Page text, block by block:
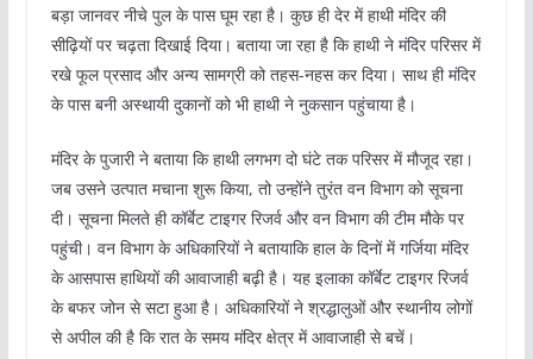
बड़ा जानवर नीचे पुल के पास घूम रहा है। कुछ ही देर में हाथी मंदिर की
सीढ़ियों पर चढ़ता दिखाई दिया। बताया जा रहा है कि हाथी ने मंदिर परिसर में
रखे फूल प्रसाद और अन्य सामग्री को तहस-नहस कर दिया। साथ ही मंदिर
के पास बनी अस्थायी दुकानों को भी हाथी ने नुकसान पहुंचाया है।
मंदिर के पुजारी ने बताया कि हाथी लगभग दो घंटे तक परिसर में मौजूद रहा।
जब उसने उत्पात मचाना शुरू किया, तो उन्होंने तुरंत वन विभाग को सूचना
दी। सूचना मिलते ही कॉर्बेट टाइगर रिजर्व और वन विभाग की टीम मौके पर
पहुंची। वन विभाग के अधिकारियों ने बतायाकि हाल के दिनों में गर्जिया मंदिर
के आसपास हाथियों की आवाजाही बढ़ी है। यह इलाका कॉर्बेट टाइगर रिजर्व
के बफर जोन से सटा हुआ है। अधिकारियों ने श्रद्धालुओं और स्थानीय लोगों
से अपील की है कि रात के समय मंदिर क्षेत्र में आवाजाही से बचें।